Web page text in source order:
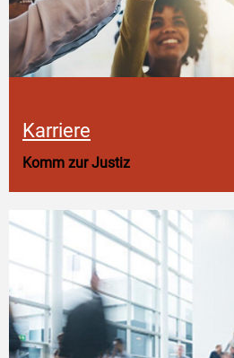
Karriere
Komm zur Justiz